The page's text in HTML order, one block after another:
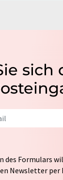
sich
des Formulars
Newsletter per